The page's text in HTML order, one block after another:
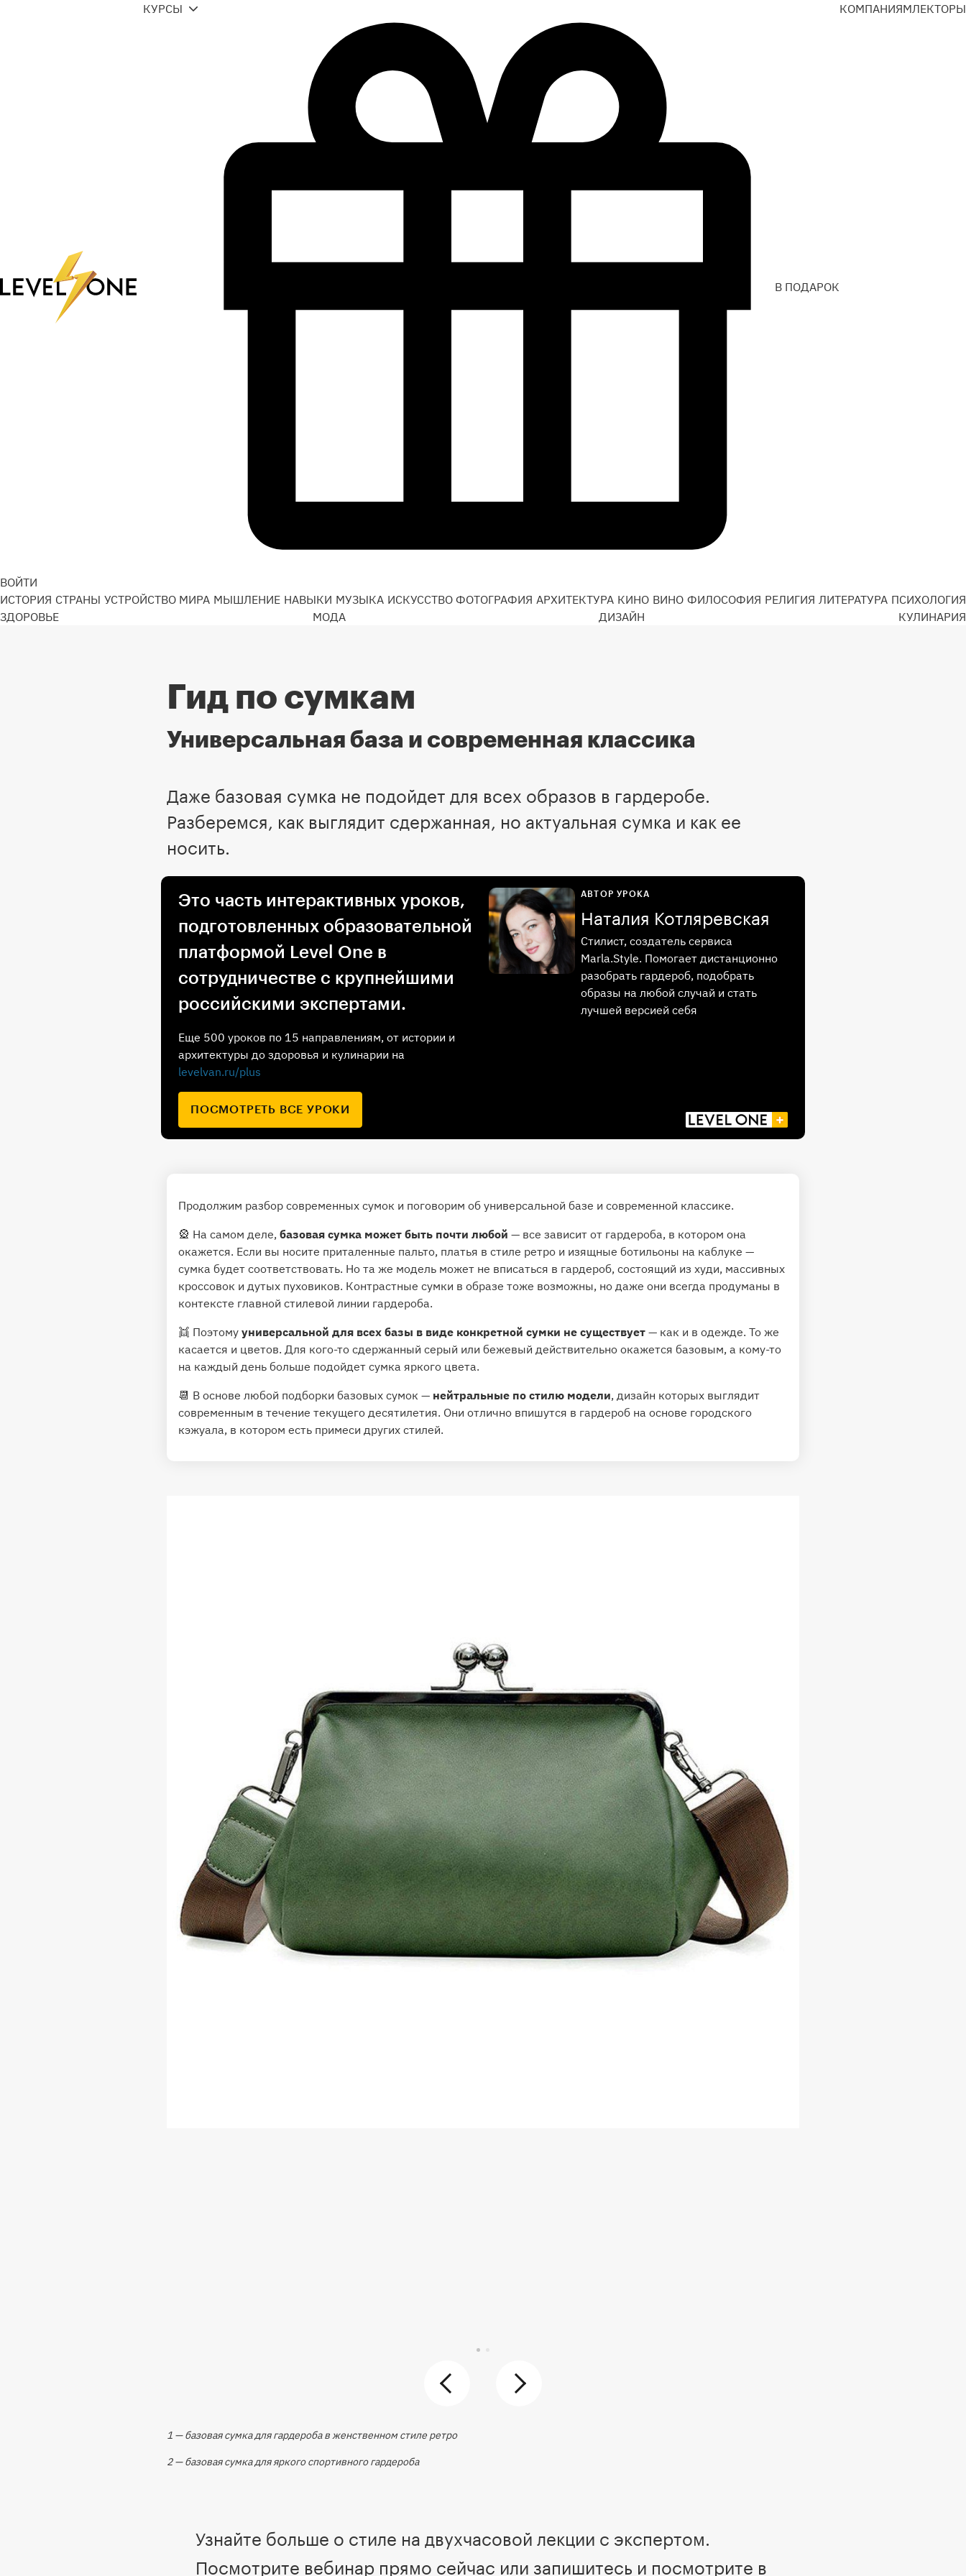
ВОЙТИ
КУРСЫ
В ПОДАРОК
КОМПАНИЯМЛЕКТОРЫ
ИСТОРИЯ СТРАНЫ УСТРОЙСТВО МИРА МЫШЛЕНИЕ НАВЫКИ МУЗЫКА ИСКУССТВО ФОТОГРАФИЯ АРХИТЕКТУРА КИНО ВИНО ФИЛОСОФИЯ РЕЛИГИЯ ЛИТЕРАТУРА ПСИХОЛОГИЯ
ЗДОРОВЬЕ
МОДА ДИЗАЙН КУЛИНАРИЯ
Гид по сумкам
Универсальная база и современная классика
Даже базовая сумка не подойдет для всех образов в гардеробе.
Разберемся, как выглядит сдержанная, но актуальная сумка и как ее
носить.
Это часть интерактивных уроков,
подготовленных образовательной
платформой Level One в
сотрудничестве с крупнейшими
российскими экспертами.
Еще 500 уроков по 15 направлениям, от истории и
архитектуры до здоровья и кулинарии на
levelvan.ru/plus
ПОСМОТРЕТЬ ВСЕ УРОКИ
АВТОР УРОКА
Наталия Котляревская
Стилист, создатель сервиса
Marla.Style. Помогает дистанционно
разобрать гардероб, подобрать
образы на любой случай и стать
лучшей версией себя
Продолжим разбор современных сумок и поговорим об универсальной базе и современной классике.
🎡 На самом деле, базовая сумка может быть почти любой — все зависит от гардероба, в котором она
окажется. Если вы носите приталенные пальто, платья в стиле ретро и изящные ботильоны на каблуке —
сумка будет соответствовать. Но та же модель может не вписаться в гардероб, состоящий из худи, массивных
кроссовок и дутых пуховиков. Контрастные сумки в образе тоже возможны, но даже они всегда продуманы в
контексте главной стилевой линии гардероба.
👯 Поэтому универсальной для всех базы в виде конкретной сумки не существует — как и в одежде. То же
касается и цветов. Для кого-то сдержанный серый или бежевый действительно окажется базовым, а кому-то
на каждый день больше подойдет сумка яркого цвета.
📆 В основе любой подборки базовых сумок — нейтральные по стилю модели, дизайн которых выглядит
современным в течение текущего десятилетия. Они отлично впишутся в гардероб на основе городского
кэжуала, в котором есть примеси других стилей.
1 — базовая сумка для гардероба в женственном стиле ретро
2 — базовая сумка для яркого спортивного гардероба
Узнайте больше о стиле на двухчасовой лекции с экспертом.
Посмотрите вебинар прямо сейчас или запишитесь и посмотрите в